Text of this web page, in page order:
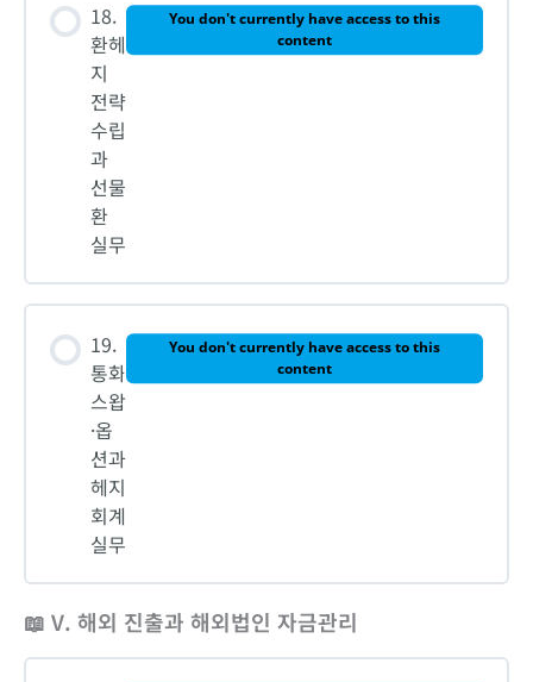
18.
환헤
지
전략
수립
과
선물
환
실무
You don't currently have access to this
content
19.
통화
스왑
·옵
션과
헤지
회계
실무
You don't currently have access to this
content
📖 V. 해외 진출과 해외법인 자금관리